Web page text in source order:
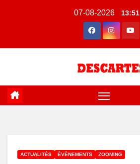
07-08-2026 13:51
ACTUALITÉS ÈVÈNEMENTS ZOOMING